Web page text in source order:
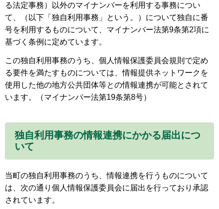
る法定事務）以外のマイナンバーを利用する事務につい
て、（以下「独自利用事務」という。）について独自に番
号を利用するものについて、マイナンバー法第9条第2項に
基づく条例に定めています。
この独自利用事務のうち、個人情報保護委員会規則で定め
る要件を満たすものについては、情報提供ネットワークを
使用した他の地方公共団体等との情報連携が可能とされて
います。（マイナンバー法第19条第8号）
独自利用事務の情報連携にかかる届出につ
いて
当町の独自利用事務のうち、情報連携を行うものについて
は、次の通り個人情報保護委員会に届出を行っており承認
されています。